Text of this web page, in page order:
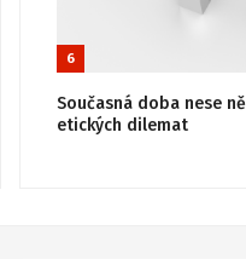
6
Současná doba nese
etických dilemat